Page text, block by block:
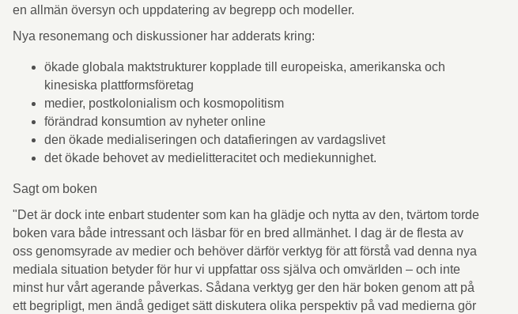
en allmän översyn och uppdatering av begrepp och modeller.
Nya resonemang och diskussioner har adderats kring:
ökade globala maktstrukturer kopplade till europeiska, amerikanska och
kinesiska plattformsföretag
medier, postkolonialism och kosmopolitism
förändrad konsumtion av nyheter online
den ökade medialiseringen och datafieringen av vardagslivet
det ökade behovet av medielitteracitet och mediekunnighet.
Sagt om boken
"Det är dock inte enbart studenter som kan ha glädje och nytta av den, tvärtom torde
boken vara både intressant och läsbar för en bred allmänhet. I dag är de flesta av
oss genomsyrade av medier och behöver därför verktyg för att förstå vad denna nya
mediala situation betyder för hur vi uppfattar oss själva och omvärlden – och inte
minst hur vårt agerande påverkas. Sådana verktyg ger den här boken genom att på
ett begripligt, men ändå gediget sätt diskutera olika perspektiv på vad medierna gör